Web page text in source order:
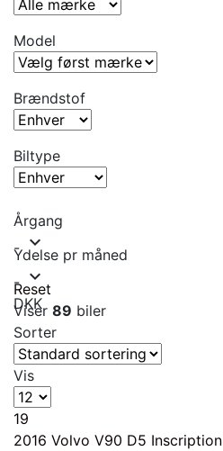
Model
Brændstof
Biltype
Årgang
- expand_more
Ydelse pr måned
- expand_more
DKK
Reset
Viser 89 biler
Sorter
Vis
19
2016 Volvo V90 D5 Inscription